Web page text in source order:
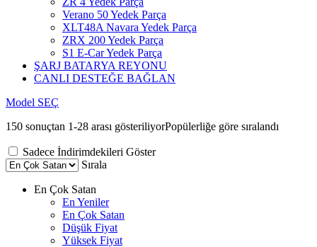
Verano 50 Yedek Parça
XLT48A Navara Yedek Parça
ZRX 200 Yedek Parça
S1 E-Car Yedek Parça
ŞARJ BATARYA REYONU
CANLI DESTEĞE BAĞLAN
Model SEÇ
150 sonuçtan 1-28 arası gösteriliyorPopülerliğe göre sıralandı
Sadece İndirimdekileri Göster
Sırala
En Çok Satan
En Yeniler
En Çok Satan
Düşük Fiyat
Yüksek Fiyat